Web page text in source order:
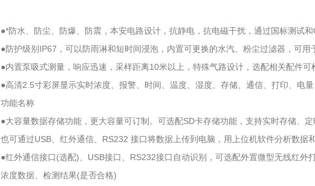
●*防水、防尘、防爆、防震，本安电路设计，抗静电，抗电磁干扰，通过国标测试
●防护级别IP67，可以防雨淋和短时间浸泡，内置可更换的水汽、粉尘过滤器，可
●内置泵吸式测量，响应迅速，采样距离10米以上，特殊气路设计，选配相关配件
●高清2.5寸彩屏显示实时浓度、报警、时间、温度、湿度、存储、通信、打印、电
功能名称
●大容量数据存储功能，更大容量可订制。可选配SD卡存储功能，支持实时存储、
也可通过USB、红外通信、RS232 接口将数据上传到电脑，用上位机软件分析数据
●红外通信接口(选配)、USB接口、RS232接口自动识别，可选配外置微型无线红外
浓度数据、检测结果(是否合格)